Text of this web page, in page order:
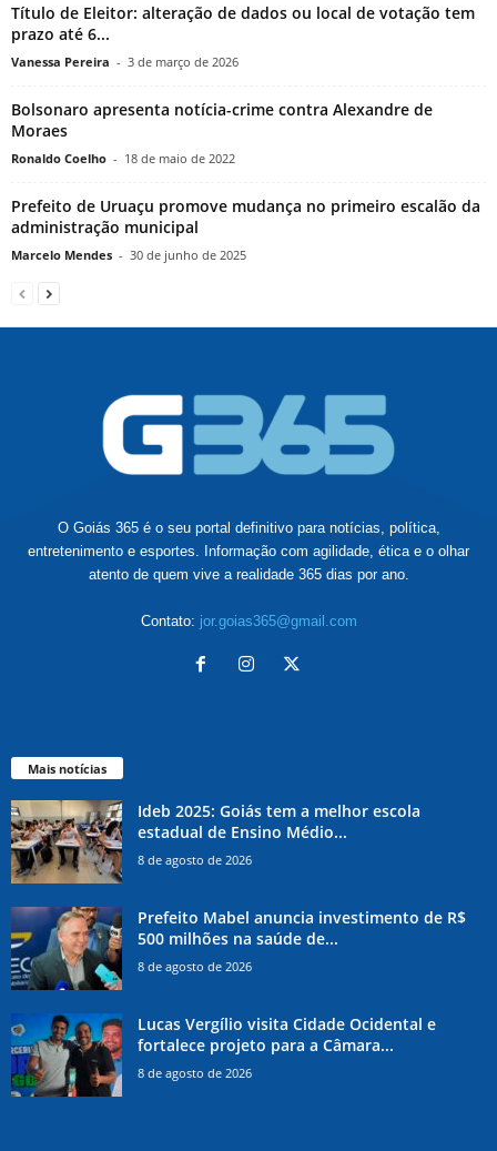
Título de Eleitor: alteração de dados ou local de votação tem
prazo até 6...
Vanessa Pereira - 3 de março de 2026
Bolsonaro apresenta notícia-crime contra Alexandre de
Moraes
Ronaldo Coelho - 18 de maio de 2022
Prefeito de Uruaçu promove mudança no primeiro escalão da
administração municipal
Marcelo Mendes - 30 de junho de 2025
O Goiás 365 é o seu portal definitivo para notícias, política,
entretenimento e esportes. Informação com agilidade, ética e o olhar
atento de quem vive a realidade 365 dias por ano.
Contato: jor.goias365@gmail.com
Mais notícias
Ideb 2025: Goiás tem a melhor escola
estadual de Ensino Médio...
8 de agosto de 2026
Prefeito Mabel anuncia investimento de R$
500 milhões na saúde de...
8 de agosto de 2026
Lucas Vergílio visita Cidade Ocidental e
fortalece projeto para a Câmara...
8 de agosto de 2026